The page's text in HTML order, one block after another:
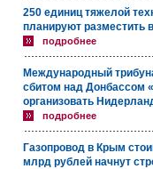
250 единиц тяжелой
планируют разместить
подробнее
Международный
сбитом над Донбассом
организовать
подробнее
Газопровод в Крым
млрд рублей начнут